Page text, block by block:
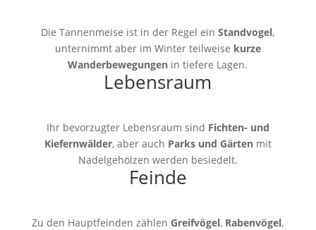
Die Tannenmeise ist in der Regel einStandvogel,
unternimmt aber im Winter teilweise kurze
Wanderbewegungen in tiefere Lagen.
Lebensraum
Ihr bevorzugter Lebensraum sind Fichten- und
Kiefernwälder, aber auch Parks und Gärtenmit
Nadelgehölzen werden besiedelt.
Feinde
Zu den Hauptfeinden zählenGreifvögel, Rabenvögel,